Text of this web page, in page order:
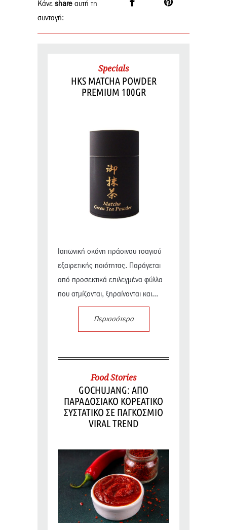
Κάνε share αυτή τη
συνταγή:
Specials
HKS MATCHA POWDER
PREMIUM 100GR
Ιαπωνική σκόνη πράσινου τσαγιού
εξαιρετικής ποιότητας. Παράγεται
από προσεκτικά επιλεγμένα φύλλα
που ατμίζονται, ξηραίνονται και...
Περισσότερα
Food Stories
GOCHUJANG: ΑΠΟ
ΠΑΡΑΔΟΣΙΑΚΟ ΚΟΡΕΑΤΙΚΟ
ΣΥΣΤΑΤΙΚΟ ΣΕ ΠΑΓΚΟΣΜΙΟ
VIRAL TREND